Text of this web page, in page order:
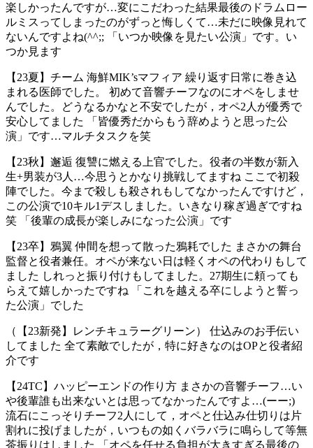
楽しかったんですが…変にこだわった結果最後のドラムロー
ルミスってしまったのがずっと悔しくて…未だに映像見れて
ないんですよね(^^;; 「いつか映像を見たい公演」です。い
つか見ます
【23夏】チーム 海鮮MIK’sマフィア 繰り返す日常に巻き込
まれる医師でした。 初めて音響チーフなのにオペをしませ
んでした。どうなるかなと不安でしたが，オペ2人が優秀で
安心してました 「皆優秀だからもう辞めようと思った公
演」です…マルチタスクを笑
【23秋】邂逅 復讐に燃える上官でした。役者の半数が新入
生+男装が3人…今思うとかなり挑戦してますね ここで初殺
陣でした。今まで殺しも殺されもしてなかったんですけど，
この公演で10キル1デスしました。いきなり稼ぎ過ぎですね
笑 「後輩の成長が楽しみになった公演」です
【23卒】鴉翼 仲間を想って散った鴉耗でした まさかの舞台
監督と役者兼任。オペが来ない日は軽くオペの代わりもして
ました しれっと振り付けもしてました。27期生に頼っても
らえて嬉しかったですね 「これを越える卒にしようと誓っ
た公演」でした
（【23新発】レンチキュラーグリーン） 仕込みのお手伝い
してました 全て素敵でしたが，特に好きなのはOPと役者紹
介です
【24TC】ハッピーエンドの作り方 まさかの音響チーフ…い
や後輩誰も出来ないとは思ってなかったんですよ…(ーー;)
流石にこっそりチーフ2人にして，オペと仕込み仕切りは片
割れに投げましたが，いつもの如くバラバラに鳴らして等無
茶振りはしました 「オペを任せる負担が大きすぎる最後の